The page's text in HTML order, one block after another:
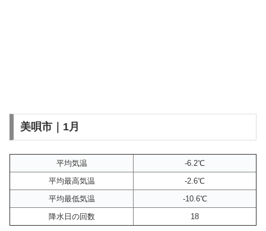
美唄市｜1月
平均気温
-6.2℃
平均最高気温
-2.6℃
平均最低気温
-10.6℃
降水日の回数
18